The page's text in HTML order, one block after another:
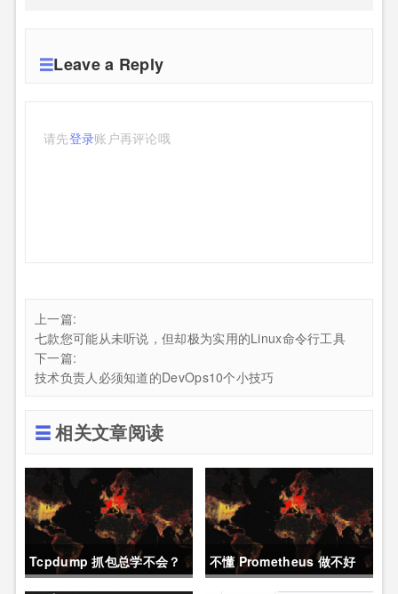
Leave a Reply
请先登录账户再评论哦
上一篇:
七款您可能从未听说，但却极为实用的Linux命令行工具
下一篇:
技术负责人必须知道的DevOps10个小技巧
相关文章阅读
Tcpdump 抓包总学不会？
不懂 Prometheus 做不好